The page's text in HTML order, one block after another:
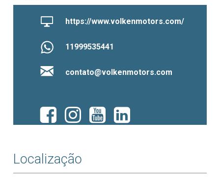
https://www.volkenmotors.com/
11999535441
contato@volkenmotors.com
Localização